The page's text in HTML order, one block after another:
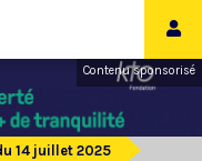
Contenu sponsorisé
14 juillet 2025